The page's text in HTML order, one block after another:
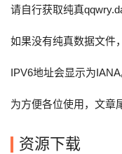
请自行获取纯真
如果没有纯真数据文件
IPV6地址会显示为IANA
为方便各位使用，文章
资源下载